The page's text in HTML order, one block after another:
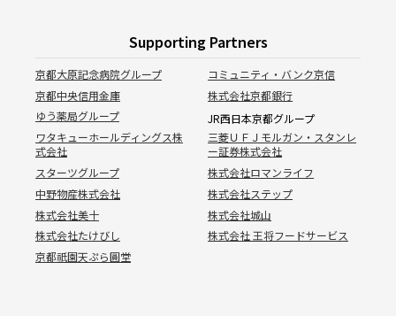
Supporting Partners
京都大原記念病院グループ
コミュニティ・バンク京信
京都中央信用金庫
株式会社京都銀行
ゆう薬局グループ
JR西日本京都グループ
ワタキューホールディングス株
式会社
三菱ＵＦＪモルガン・スタンレ
ー証券株式会社
スターツグループ
株式会社ロマンライフ
中野物産株式会社
株式会社ステップ
株式会社美十
株式会社城山
株式会社たけびし
株式会社 王将フードサービス
京都祇園天ぷら圓堂